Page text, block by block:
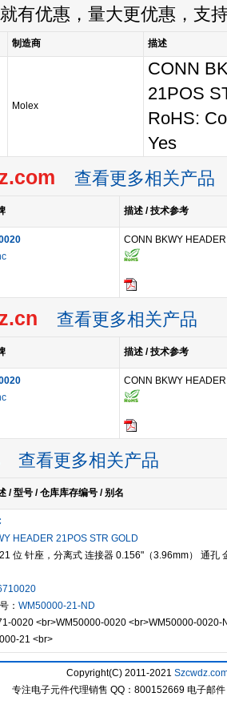
有优惠，量大更优惠，支
制造商 描述
Molex
CONN
21POS
RoHS:
Yes
查看更多相关产品
描述 / 技术参考
CONN BKWY
查看更多相关产品
描述 / 技术参考
CONN BKWY
查看更多相关产品
/ 型号 / 仓库库存编号 / 别名
HEADER 21POS STR GOLD
位 针座，分离式 连接器 0.156"（3.96mm） 通孔
： WM50000-21-ND
0020 <br>WM50000-0020 <br>WM50000-0020-
21 <br>
Copyright(C) 2011-2021
专注电子元件代理销售 QQ：800152669 电子邮